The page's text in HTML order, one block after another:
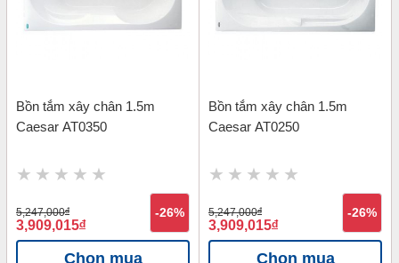
Bồn tắm xây chân 1.5m
Caesar AT0350
5,247,000đ
3,909,015đ
-26%
Chọn mua
Bồn tắm xây chân 1.5m
Caesar AT0250
5,247,000đ
3,909,015đ
-26%
Chọn mua